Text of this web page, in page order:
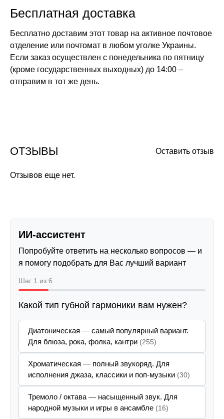
Бесплатная доставка
Бесплатно доставим этот товар на активное почтовое
отделение или почтомат в любом уголке Украины.
Если заказ осуществлен с понедельника по пятницу
(кроме государственных выходных) до 14:00 –
отправим в тот же день.
Оставить отзыв
ОТЗЫВЫ
Отзывов еще нет.
ИИ-ассистент
Попробуйте ответить на несколько вопросов — и
я помогу подобрать для Вас лучший вариант
Шаг 1 из 6
Какой тип губной гармоники вам нужен?
Диатоническая — самый популярный вариант.
Для блюза, рока, фолка, кантри (255)
Хроматическая — полный звукоряд. Для
исполнения джаза, классики и поп-музыки (30)
Тремоло / октава — насыщенный звук. Для
народной музыки и игры в ансамбле (16)